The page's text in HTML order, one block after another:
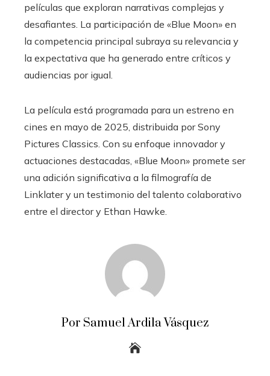
películas que exploran narrativas complejas y
desafiantes. La participación de «Blue Moon» en
la competencia principal subraya su relevancia y
la expectativa que ha generado entre críticos y
audiencias por igual.
La película está programada para un estreno en
cines en mayo de 2025, distribuida por Sony
Pictures Classics. Con su enfoque innovador y
actuaciones destacadas, «Blue Moon» promete ser
una adición significativa a la filmografía de
Linklater y un testimonio del talento colaborativo
entre el director y Ethan Hawke.
Por Samuel Ardila Vásquez